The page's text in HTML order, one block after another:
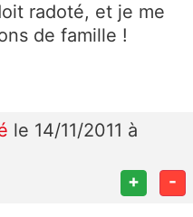
radoté, et je me
de famille !
le 14/11/2011 à
+ -